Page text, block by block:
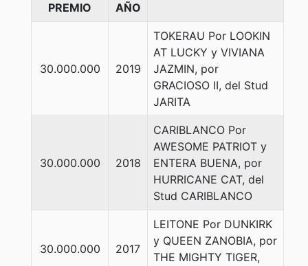
PREMIO AÑO
30.000.000 2019
TOKERAU Por LOOKIN
AT LUCKY y VIVIANA
JAZMIN, por
GRACIOSO II, del Stud
JARITA
30.000.000 2018
CARIBLANCO Por
AWESOME PATRIOT y
ENTERA BUENA, por
HURRICANE CAT, del
Stud CARIBLANCO
30.000.000 2017
LEITONE Por DUNKIRK
y QUEEN ZANOBIA, por
THE MIGHTY TIGER,